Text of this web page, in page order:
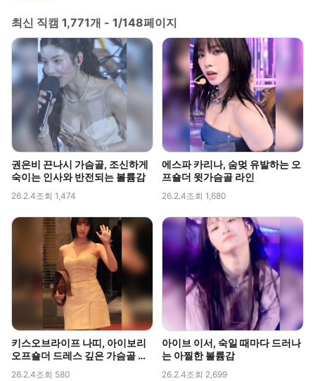
최신 직캠 1,771개 - 1/148페이지
권은비 끈나시 가슴골, 조신하게
숙이는 인사와 반전되는 볼륨감
26.2.4조회 1,474
에스파 카리나, 숨멎 유발하는 오
프숄더 윗가슴골 라인
26.2.4조회 1,680
키스오브라이프 나띠, 아이보리
오프숄더 드레스 깊은 가슴골 라
26.2.4조회 580
아이브 이서, 숙일 때마다 드러나
는 아찔한 볼륨감
26.2.4조회 2,699